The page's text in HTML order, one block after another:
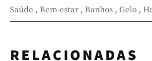
Saúde , Bem-estar , Banhos , Gelo ,
RELACIONADAS